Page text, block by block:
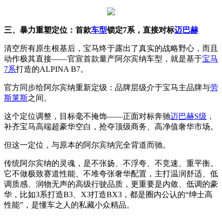
三、暴力重塑定位：首款车型锁定7系，直接对标迈巴赫
清空所有原生根基后，宝马终于露出了真实的战略野心，而且
动作极其直接——官宣首款量产阿尔宾纳车型，就是基于宝马
7系打造的ALPINA B7。
官方同步给阿尔宾纳重新定级：品牌层级介于宝马主品牌与劳
斯莱斯之间。
这个定位调整，目标毫不掩饰——正面对标奔驰迈巴赫S级 ，
补齐宝马高端超豪华空白，抢夺顶级商务、高净值奢华市场。
但这一定位，与原本的阿尔宾纳完全背道而驰。
传统阿尔宾纳的灵魂，是不张扬、不浮夸、不竞速、重平衡。
它不做极致赛道性能、不堆夸张奢华配置，主打温润舒适、低
调质感、润物无声的高级行驶品质，更重要是内敛、低调的豪
华，比如3系打造B3、X3打造BX3，都是圈内公认的“绅士高
性能”，是懂车之人的私藏小众精品。